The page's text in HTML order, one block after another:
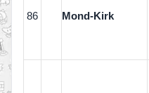
86 Mond-Kirk